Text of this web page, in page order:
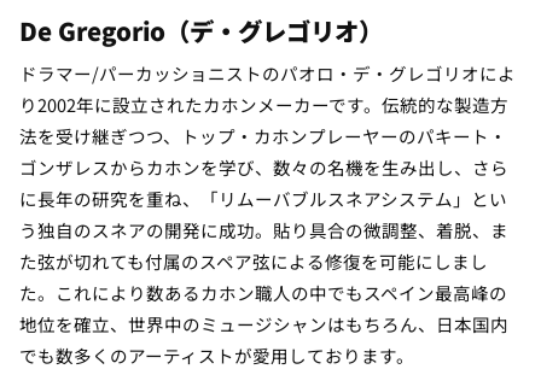
De Gregorio（デ・グレゴリオ）
ドラマー/パーカッショニストのパオロ・デ・グレゴリオによ
り2002年に設立されたカホンメーカーです。伝統的な製造方
法を受け継ぎつつ、トップ・カホンプレーヤーのパキート・
ゴンザレスからカホンを学び、数々の名機を生み出し、さら
に長年の研究を重ね、「リムーバブルスネアシステム」とい
う独自のスネアの開発に成功。貼り具合の微調整、着脱、ま
た弦が切れても付属のスペア弦による修復を可能にしまし
た。これにより数あるカホン職人の中でもスペイン最高峰の
地位を確立、世界中のミュージシャンはもちろん、日本国内
でも数多くのアーティストが愛用しております。